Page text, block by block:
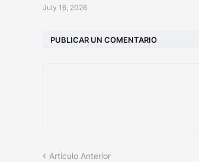
July 16, 2026
PUBLICAR UN COMENTARIO
Artículo Anterior